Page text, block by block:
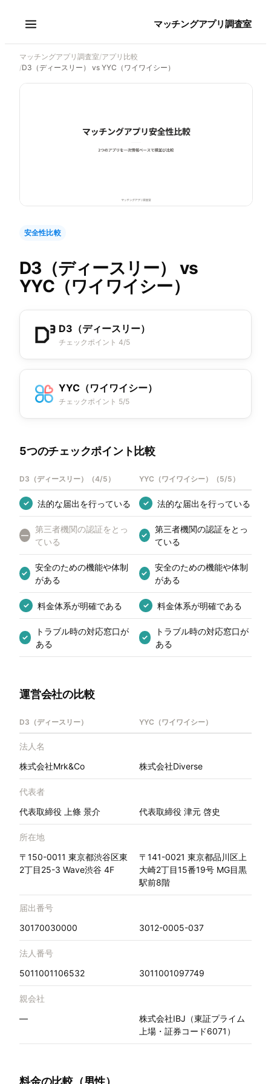
マッチングアプリ調査室
マッチングアプリ調査室/アプリ比較
/D3（ディースリー） vs YYC（ワイワイシー）
安全性比較
D3（ディースリー）
vs
YYC（ワイワイシー）
D3（ディースリー）
チェックポイント 4/5
YYC（ワイワイシー）
チェックポイント 5/5
5つのチェックポイント比較
D3（ディースリー） （4/5 ） YYC（ワイワイシー） （5/5 ）
✓ 法的な届出を行っている ✓ 法的な届出を行っている
—
第三者機関の認証をとっ
ている
✓
第三者機関の認証をとっ
ている
✓
安全のための機能や体制
がある
✓
安全のための機能や体制
がある
✓ 料金体系が明確である ✓ 料金体系が明確である
✓
トラブル時の対応窓口が
ある
✓
トラブル時の対応窓口が
ある
運営会社の比較
D3（ディースリー） YYC（ワイワイシー）
法人名
株式会社Mrk&Co
株式会社Diverse
代表者
代表取締役 上條 景介
代表取締役 津元 啓史
所在地
〒150-0011 東京都渋谷区東
2丁目25-3 Wave渋谷 4F
〒141-0021 東京都品川区上
大崎2丁目15番19号 MG目黒
駅前8階
届出番号
30170030000
3012-0005-037
法人番号
5011001106532
3011001097749
親会社
—
株式会社IBJ（東証プライム
上場・証券コード6071）